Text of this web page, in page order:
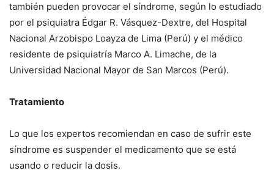
también pueden provocar el síndrome, según lo estudiado
por el psiquiatra Édgar R. Vásquez-Dextre, del Hospital
Nacional Arzobispo Loayza de Lima (Perú) y el médico
residente de psiquiatría Marco A. Limache, de la
Universidad Nacional Mayor de San Marcos (Perú).
Tratamiento
Lo que los expertos recomiendan en caso de sufrir este
síndrome es suspender el medicamento que se está
usando o reducir la dosis.